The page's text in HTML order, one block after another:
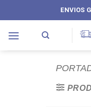
al
contenido
ENVIOS